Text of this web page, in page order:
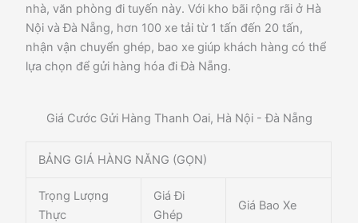
nhà, văn phòng đi tuyến này. Với kho bãi rộng rãi ở Hà
Nội và Đà Nẵng, hơn 100 xe tải từ 1 tấn đến 20 tấn,
nhận vận chuyển ghép, bao xe giúp khách hàng có thể
lựa chọn để gửi hàng hóa đi Đà Nẵng.
Giá Cước Gửi Hàng Thanh Oai, Hà Nội - Đà Nẵng
BẢNG GIÁ HÀNG NĂNG (GỌN)
Trọng Lượng
Thực
Giá Đi
Ghép
Giá Bao Xe